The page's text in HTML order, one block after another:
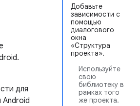
Добавьте
зависимости с
помощью
диалогового
окна
«Структура
проекта».
Используйте
свою
библиотеку в
рамках того
же проекта.
для
Android